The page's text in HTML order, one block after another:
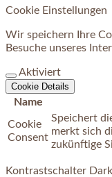
Cookie Einstellungen
Wir speichern Ihre
Besuche unseres
Aktiviert
Cookie Details
Name
Cookie
Consent
Speichert
merkt sich
zukünftige
Kontrastschalter